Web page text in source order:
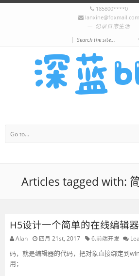
185800****0
lanxine@foxmail.com
记录日常生活
|
Articles tagged with:
H5设计一个简单的在线编辑器
Alan 四月 21st, 2017 6.前端开发
码，就是编辑器的代码，把对象直接绑定到
用；